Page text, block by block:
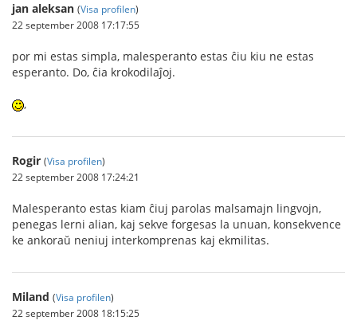
jan aleksan (Visa profilen)
22 september 2008 17:17:55
por mi estas simpla, malesperanto estas ĉiu kiu ne estas
esperanto. Do, ĉia krokodilaĵoj.
,
Rogir (Visa profilen)
22 september 2008 17:24:21
Malesperanto estas kiam ĉiuj parolas malsamajn lingvojn,
penegas lerni alian, kaj sekve forgesas la unuan, konsekvence
ke ankoraŭ neniuj interkomprenas kaj ekmilitas.
Miland (Visa profilen)
22 september 2008 18:15:25